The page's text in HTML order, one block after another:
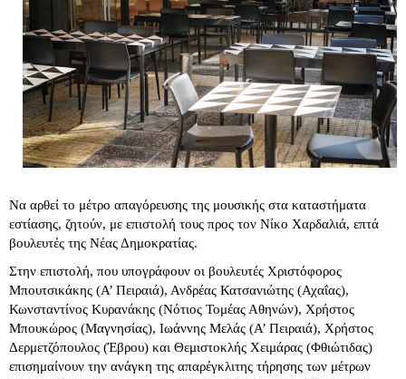
Να αρθεί το μέτρο απαγόρευσης της μουσικής στα καταστήματα
εστίασης, ζητούν, με επιστολή τους προς τον Νίκο Χαρδαλιά, επτά
βουλευτές της Νέας Δημοκρατίας.
Στην επιστολή, που υπογράφουν οι βουλευτές Χριστόφορος
Μπουτσικάκης (Α’ Πειραιά), Ανδρέας Κατσανιώτης (Αχαΐας),
Κωνσταντίνος Κυρανάκης (Νότιος Τομέας Αθηνών), Χρήστος
Μπουκώρος (Μαγνησίας), Ιωάννης Μελάς (Α’ Πειραιά), Χρήστος
Δερμετζόπουλος (Έβρου) και Θεμιστοκλής Χειμάρας (Φθιώτιδας)
επισημαίνουν την ανάγκη της απαρέγκλιτης τήρησης των μέτρων